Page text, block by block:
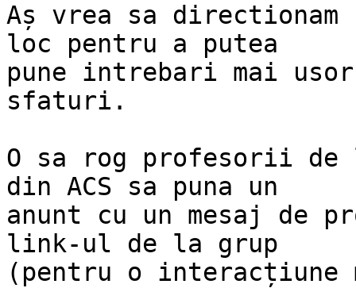
Aș vrea sa
loc pentru a putea
pune intrebari mai
sfaturi.
O sa rog profesorii
din ACS sa puna un
anunt cu un mesaj de
link-ul de la grup
(pentru o interacțiune